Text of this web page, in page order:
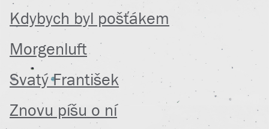
Kdybych byl pošťákem
Morgenluft
Svatý František
Znovu píšu o ní